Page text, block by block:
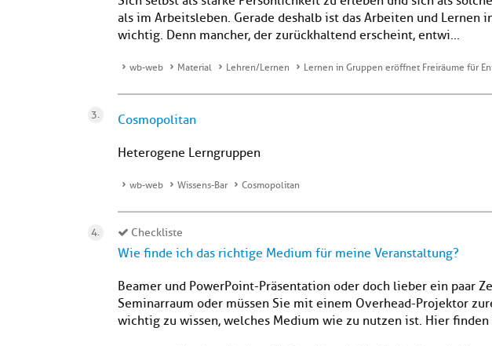
als im Arbeitsleben. Gerade deshalb ist das Arbeiten und
wichtig. Denn mancher, der zurückhaltend erscheint, entwi...
wb-web Material Lehren/Lernen Lernen in Gruppen eröffnet Freiräume für
Cosmopolitan
Heterogene Lerngruppen
wb-web Wissens-Bar Cosmopolitan
Checkliste
Wie finde ich das richtige Medium für meine Veranstaltung?
Beamer und PowerPoint-Präsentation oder doch lieber ein paar
Seminarraum oder müssen Sie mit einem Overhead-Projektor
wichtig zu wissen, welches Medium wie zu nutzen ist. Hier finden